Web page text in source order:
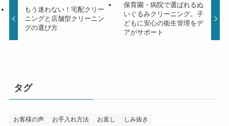
もう迷わない！宅配クリー
ニングと店舗型クリーニン
グの選び方
保育園・病院で選ばれるぬ
いぐるみクリーニング。子
どもに安心の衛生管理をデ
アがサポート
タグ
お客様の声 お手入れ方法 お直し
しみ抜き